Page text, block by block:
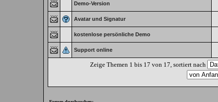
Demo-Version
Avatar und Signatur
kostenlose persönliche Demo
Support online
Zeige Themen 1 bis 17 von 17, sortiert nach